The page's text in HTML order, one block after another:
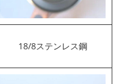
18/8ステンレス鋼